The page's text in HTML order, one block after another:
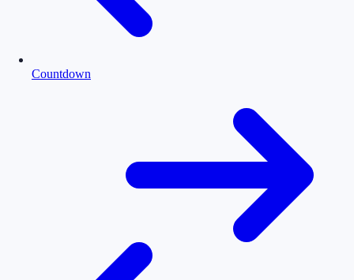
Countdown